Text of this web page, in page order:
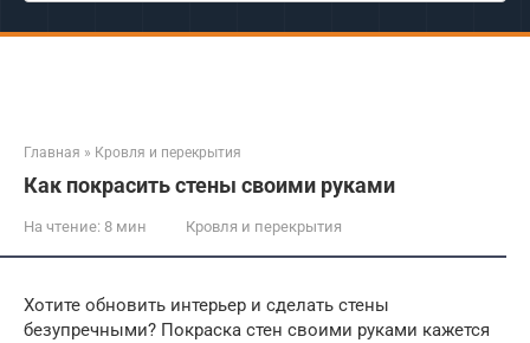
Главная » Кровля и перекрытия
Как покрасить стены своими руками
На чтение: 8 мин Кровля и перекрытия
Хотите обновить интерьер и сделать стены
безупречными? Покраска стен своими руками кажется